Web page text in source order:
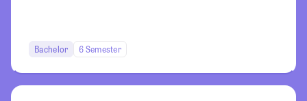
Bachelor 6 Semester